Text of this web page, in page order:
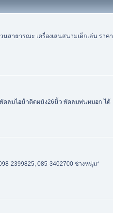
นสาธารณะ เครื่องเล่นสนามเด็กเล่น ราคา
ดลมไอน้ําติดผนัง26นิ้ว พัดลมพ่นหมอก ได้
2399825, 085-3402700 ช่างหนุ่ม*